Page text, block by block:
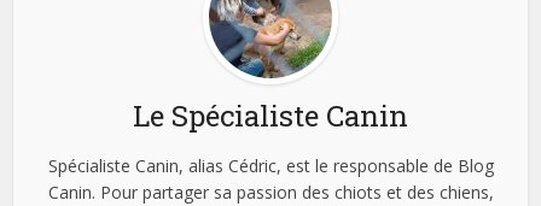
Le Spécialiste Canin
Spécialiste Canin, alias Cédric, est le responsable de Blog
Canin. Pour partager sa passion des chiots et des chiens,